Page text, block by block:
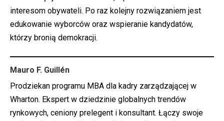
interesom obywateli. Po raz kolejny rozwiązaniem jest
edukowanie wyborców oraz wspieranie kandydatów,
którzy bronią demokracji.
Mauro F. Guillén
Prodziekan programu MBA dla kadry zarządzającej w
Wharton. Ekspert w dziedzinie globalnych trendów
rynkowych, ceniony prelegent i konsultant. Łączy swoje